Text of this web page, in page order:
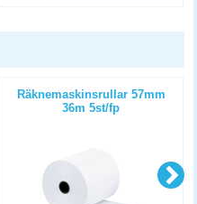
Räknemaskinsrullar 57mm
36m 5st/fp